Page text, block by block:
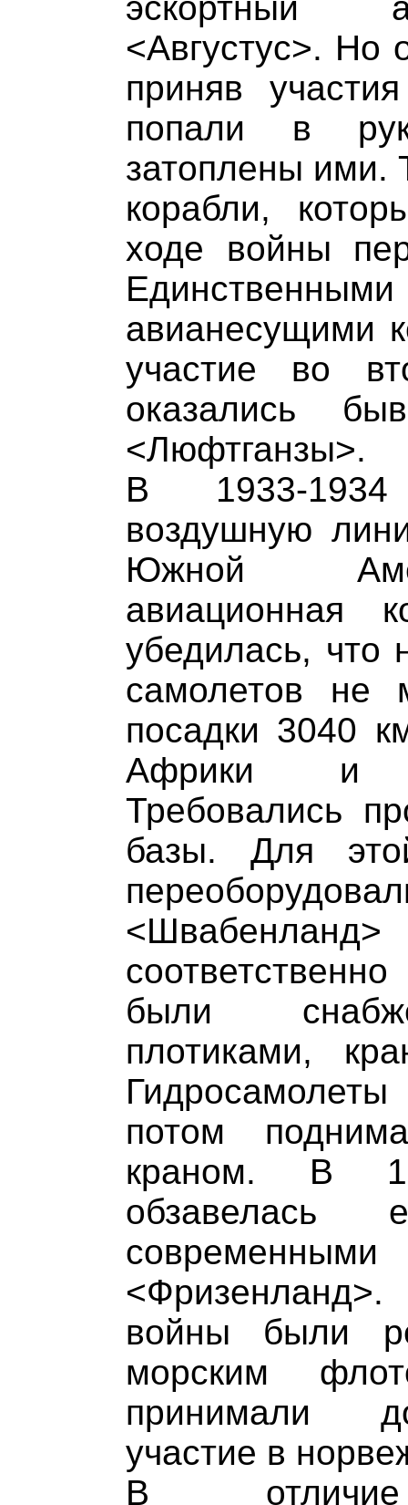
эскортный
<Августус>. Но
приняв
попали в
затоплены ими.
корабли,
ходе войны
авианесущими
участие во
оказались
<Люфтганзы>.
В 1933-
воздушную
Южной
авиационная
убедилась, что
самолетов не
посадки 3040
Африки и
Требовались
базы. Для
были
плотиками,
потом
краном. В
войны были
морским
принимали
участие в
В